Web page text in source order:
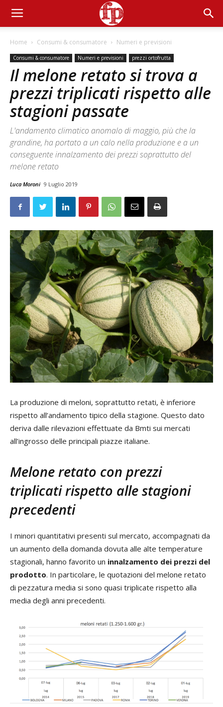
Home Consumi & consumatore Numeri e previsioni
Consumi & consumatore Numeri e previsioni prezzi ortofrutta
Il melone retato si trova a
prezzi triplicati rispetto alle
stagioni passate
L'andamento climatico anomalo di maggio, più che la
grandine, ha portato a un calo nella produzione e a un
conseguente innalzamento dei prezzi soprattutto del
melone retato
Luca Moroni 9 Luglio 2019
La produzione di meloni, soprattutto retati, è inferiore
rispetto all’andamento tipico della stagione. Questo dato
deriva dalle rilevazioni effettuate da Bmti sui mercati
all’ingrosso delle principali piazze italiane.
Melone retato con prezzi
triplicati rispetto alle stagioni
precedenti
I minori quantitativi presenti sul mercato, accompagnati da
un aumento della domanda dovuta alle alte temperature
stagionali, hanno favorito un innalzamento dei prezzi del
prodotto. In particolare, le quotazioni del melone retato
di pezzatura media si sono quasi triplicate rispetto alla
media degli anni precedenti.